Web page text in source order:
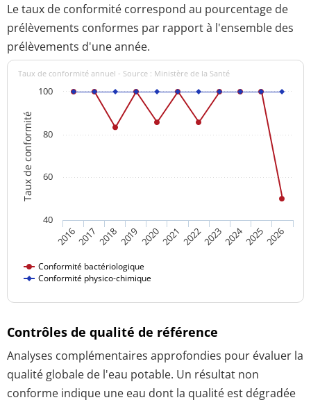
Le taux de conformité correspond au pourcentage de
prélèvements conformes par rapport à l'ensemble des
prélèvements d'une année.
Taux de conformité
Taux de conformité annuel - Source : Ministère de la Santé
Conformité bactériologique
Conformité physico-chimique
20162017 201820192020202120222023202420252026
40
60
80
100
Contrôles de qualité de référence
Analyses complémentaires approfondies pour évaluer la
qualité globale de l'eau potable. Un résultat non
conforme indique une eau dont la qualité est dégradée